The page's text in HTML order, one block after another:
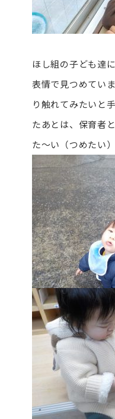
ほし組の子ども達
表情で見つめてい
り触れてみたいと
たあとは、保育者
た～い（つめたい